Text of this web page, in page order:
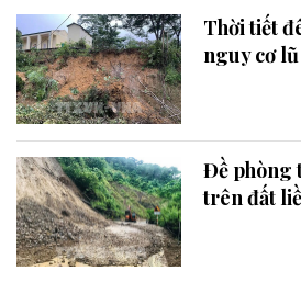
Thời tiết
nguy cơ
Đề phòng
trên đất